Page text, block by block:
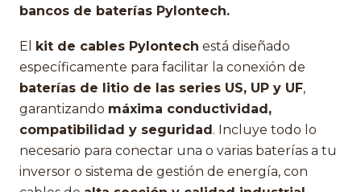
bancos de baterías Pylontech.
El kit de cables Pylontech está diseñado
específicamente para facilitar la conexión de
baterías de litio de las series US, UP y UF,
garantizando máxima conductividad,
compatibilidad y seguridad. Incluye todo lo
necesario para conectar una o varias baterías a tu
inversor o sistema de gestión de energía, con